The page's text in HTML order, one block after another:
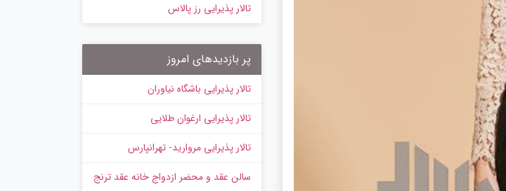
تالار پذیرایی رز پالاس
پر بازدیدهای امروز
تالار پذیرایی باشگاه نیاوران
تالار پذیرایی ارغوان طلایی
تالار پذیرایی مروارید- تهرانپارس
سالن عقد و محضر ازدواج خانه عقد ترنج